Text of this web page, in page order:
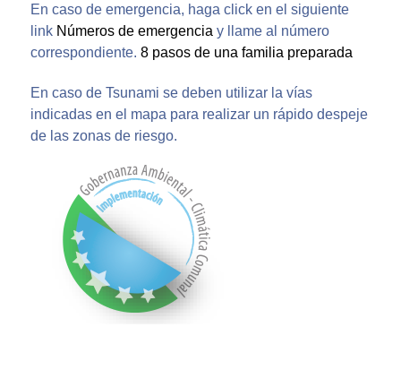
En caso de emergencia, haga click en el siguiente
link Números de emergencia y llame al número
correspondiente. 8 pasos de una familia preparada
En caso de Tsunami se deben utilizar la vías
indicadas en el mapa para realizar un rápido despeje
de las zonas de riesgo.